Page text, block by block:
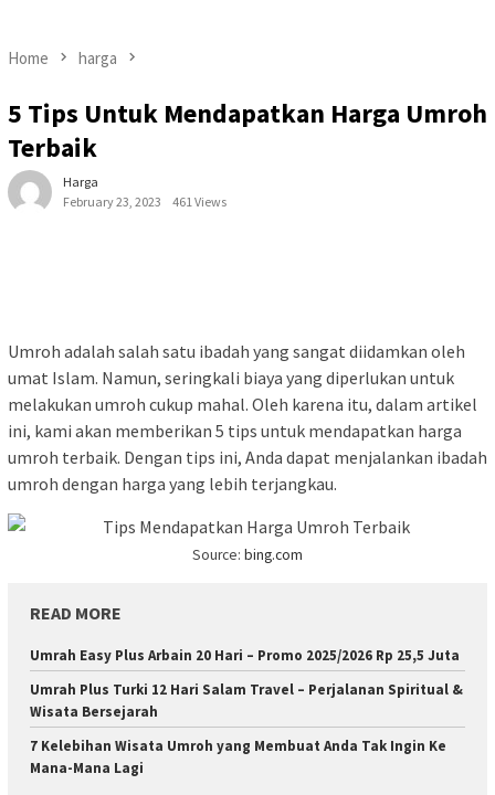
Home harga
5 Tips Untuk Mendapatkan Harga Umroh
Terbaik
Harga
February 23, 2023
461 Views
Umroh adalah salah satu ibadah yang sangat diidamkan oleh
umat Islam. Namun, seringkali biaya yang diperlukan untuk
melakukan umroh cukup mahal. Oleh karena itu, dalam artikel
ini, kami akan memberikan 5 tips untuk mendapatkan harga
umroh terbaik. Dengan tips ini, Anda dapat menjalankan ibadah
umroh dengan harga yang lebih terjangkau.
Source: bing.com
READ MORE
Umrah Easy Plus Arbain 20 Hari – Promo 2025/2026 Rp 25,5 Juta
Umrah Plus Turki 12 Hari Salam Travel – Perjalanan Spiritual &
Wisata Bersejarah
7 Kelebihan Wisata Umroh yang Membuat Anda Tak Ingin Ke
Mana-Mana Lagi